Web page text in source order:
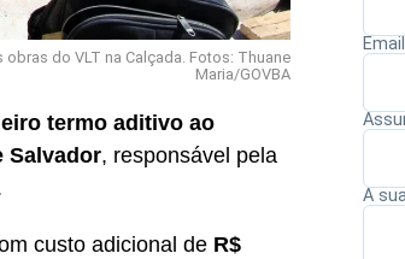
do VLT na Calçada. Fotos: Thuane
Maria/GOVBA
termo aditivo ao
Salvador, responsável pela
custo adicional de R$
Email
A